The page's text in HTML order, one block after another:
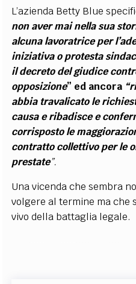
L’azienda Betty Blue
non aver mai nella sua
alcuna lavoratrice per
iniziativa o protesta
il decreto del giudice
opposizione” ed ancora
abbia travalicato le
causa e ribadisce e
corrisposto le
contratto collettivo per le
prestate”.
Una vicenda che sembra
volgere al termine ma che
vivo della battaglia legale.